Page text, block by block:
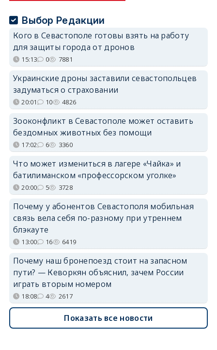
Выбор Редакции
Кого в Севастополе готовы взять на работу
для защиты города от дронов
15:13 0 7881
Украинские дроны заставили севастопольцев
задуматься о страховании
20:01 10 4826
Зооконфликт в Севастополе может оставить
бездомных животных без помощи
17:02 6 3360
Что может измениться в лагере «Чайка» и
батилиманском «профессорском уголке»
20:00 5 3728
Почему у абонентов Севастополя мобильная
связь вела себя по-разному при утреннем
блэкауте
13:00 16 6419
Почему наш бронепоезд стоит на запасном
пути? — Кеворкян объяснил, зачем России
играть вторым номером
18:08 4 2617
Показать все новости